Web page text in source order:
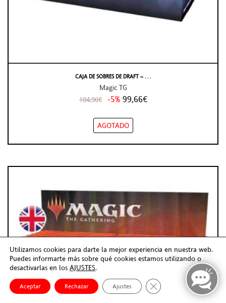
CAJA DE SOBRES DE DRAFT – . . .
Magic TG
104,90€ -5% 99,66€
AGOTADO
Utilizamos cookies para darte la mejor experiencia en nuestra web.
Puedes informarte más sobre qué cookies estamos utilizando o
desactivarlas en los AJUSTES.
Aceptar Rechazar Ajustes Cerrar el banner de